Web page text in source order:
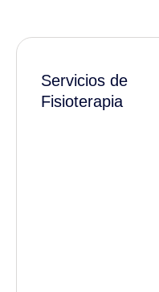
Servicios de
Fisioterapia